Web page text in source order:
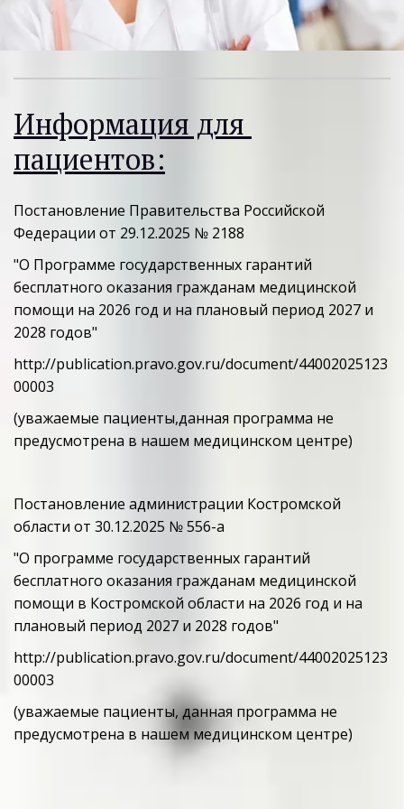
анализы,срок исполнения от 1
рабочего дня
АНАЛИЗОВ
Ведут прием Костромские специалисты
ТЕЛЕФОНУ
89536513297,89610077604
со вторника по субботу прием ведет
врач гинеколог
ИНФОРМАЦИЯ
ДЛЯ ПАЦИЕНТА
правила внутреннего
ДЛЯ ПАЦИЕНТА
Информация для
пациентов:
Постановление Правительства Российской
Федерации от 29.12.2025 № 2188
"О Программе государственных гарантий
бесплатного оказания гражданам медицинской
помощи на 2026 год и на плановый период 2027 и
2028 годов"
http://publication.pravo.gov.ru/document/44002025123
00003
(уважаемые пациенты,данная программа не
предусмотрена в нашем медицинском центре)
Постановление администрации Костромской
области от 30.12.2025 № 556-а
"О программе государственных гарантий
бесплатного оказания гражданам медицинской
помощи в Костромской области на 2026 год и на
плановый период 2027 и 2028 годов"
http://publication.pravo.gov.ru/document/44002025123
00003
(уважаемые пациенты, данная программа не
предусмотрена в нашем медицинском центре)